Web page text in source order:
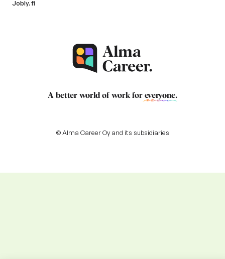
Jobly.fi
A better world of work for everyone.
© Alma Career Oy and its subsidiaries